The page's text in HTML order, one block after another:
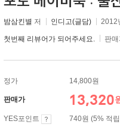
밤삼킨별 저 인디고(글담) 2012
첫번째 리뷰어가 되어주세요. 판
정가 14,800원
판매가 13,320
YES포인트
740원 (5% 적